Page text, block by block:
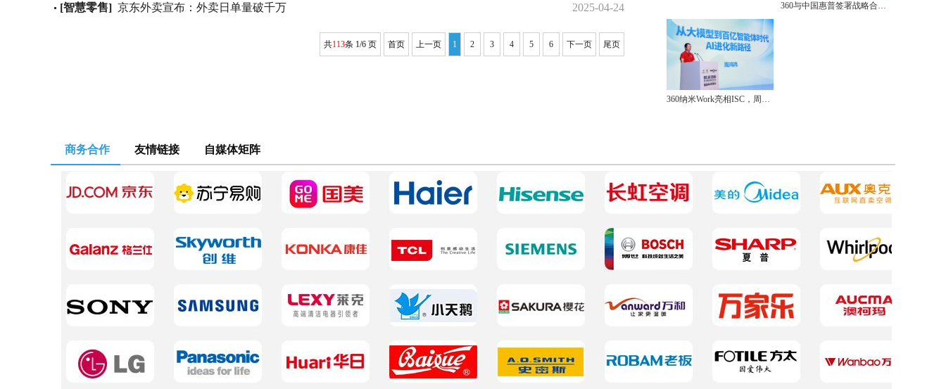
360与中国惠普签署战略合作协议 共建AI安全与终端融合新范式
360纳米Work亮相ISC，周鸿祎透露新一代AI工作平台
2025-04-24
[智慧零售] 京东外卖宣布：外卖日单量破千万
共113条 1/6 页 首页 上一页 1 2 3 4 5 6 下一页 尾页
商务合作 友情链接 自媒体矩阵